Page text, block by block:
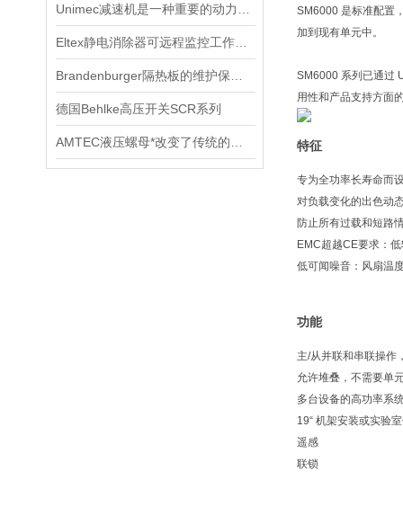
德国Behlke高压开关SCR系列
SM6000 是标准配置
加到现有单元中。
SM6000 系列已通过
用性和产品支持方面
特征
专为全功率长寿命而
对负载变化的出色动
防止所有过载和短路
EMC超越CE要求：
低可闻噪音：风扇温
功能
主/从并联和串联操作
允许堆叠，不需要单
多台设备的高功率系
19“ 机架安装或实验
遥感
联锁